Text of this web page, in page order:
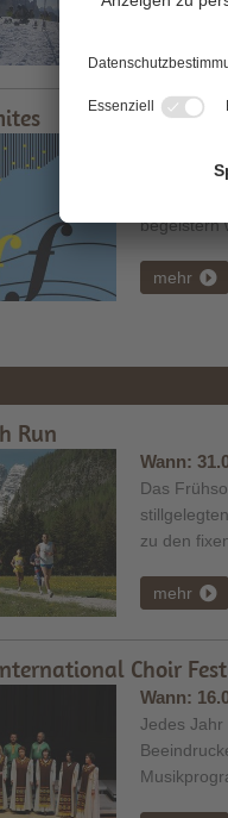
Viele
welche im
begeistern
mehr
Run
Wann:
Das
zu den
mehr
Choir
Wann:
Jedes Jahr